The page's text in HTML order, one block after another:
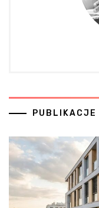
PUBLIKACJE